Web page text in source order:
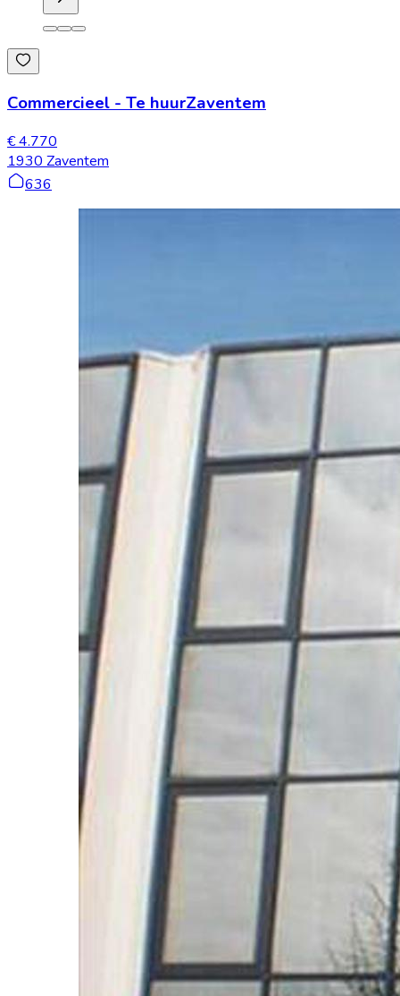
Commercieel - Te huurZaventem
€ 4.770
1930 Zaventem
636